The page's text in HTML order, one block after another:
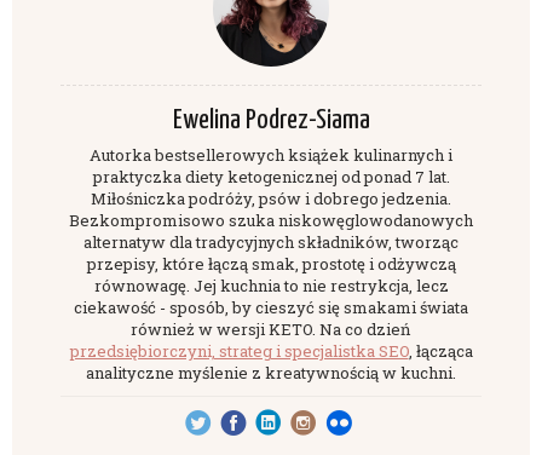
Ewelina Podrez-Siama
Autorka bestsellerowych książek kulinarnych i
praktyczka diety ketogenicznej od ponad 7 lat.
Miłośniczka podróży, psów i dobrego jedzenia.
Bezkompromisowo szuka niskowęglowodanowych
alternatyw dla tradycyjnych składników, tworząc
przepisy, które łączą smak, prostotę i odżywczą
równowagę. Jej kuchnia to nie restrykcja, lecz
ciekawość - sposób, by cieszyć się smakami świata
również w wersji KETO. Na co dzień
przedsiębiorczyni, strateg i specjalistka SEO, łącząca
analityczne myślenie z kreatywnością w kuchni.